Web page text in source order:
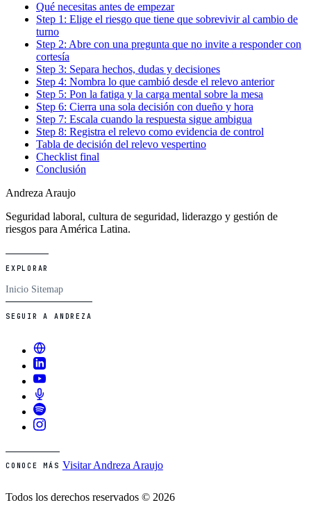
Qué necesitas antes de empezar
Step 1: Elige el riesgo que tiene que sobrevivir al cambio de
turno
Step 2: Abre con una pregunta que no invite a responder con
cortesía
Step 3: Separa hechos, dudas y decisiones
Step 4: Nombra lo que cambió desde el relevo anterior
Step 5: Pon la fatiga y la carga mental sobre la mesa
Step 6: Cierra una sola decisión con dueño y hora
Step 7: Escala cuando la respuesta sigue ambigua
Step 8: Registra el relevo como evidencia de control
Tabla de decisión del relevo vespertino
Checklist final
Conclusión
Andreza Araujo
Seguridad laboral, cultura de seguridad, liderazgo y gestión de
riesgos para América Latina.
EXPLORAR
Inicio Sitemap
SEGUIR A ANDREZA
CONOCE MÁS Visitar Andreza Araujo
Todos los derechos reservados © 2026